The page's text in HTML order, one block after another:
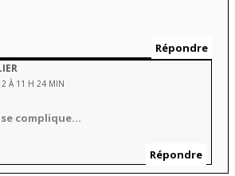
Répondre
À 11 H 24 MIN
se complique…
Répondre